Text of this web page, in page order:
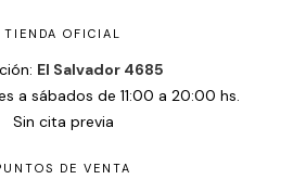
TIENDA OFICIAL
El Salvador 4685
a sábados de 11:00 a 20:00 hs.
Sin cita previa
DE VENTA